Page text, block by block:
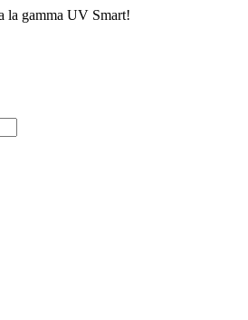
la gamma UV Smart!